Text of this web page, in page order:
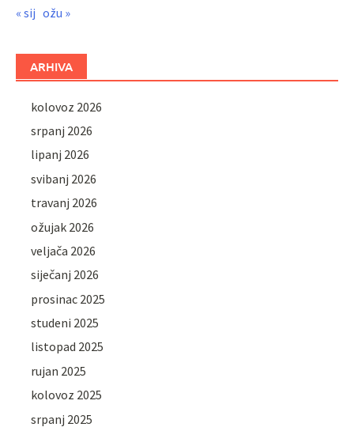
« sij ožu »
ARHIVA
kolovoz 2026
srpanj 2026
lipanj 2026
svibanj 2026
travanj 2026
ožujak 2026
veljača 2026
siječanj 2026
prosinac 2025
studeni 2025
listopad 2025
rujan 2025
kolovoz 2025
srpanj 2025